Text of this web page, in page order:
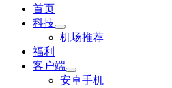
菜
单
首页
科技
机场推荐
福利
客户端
安卓手机